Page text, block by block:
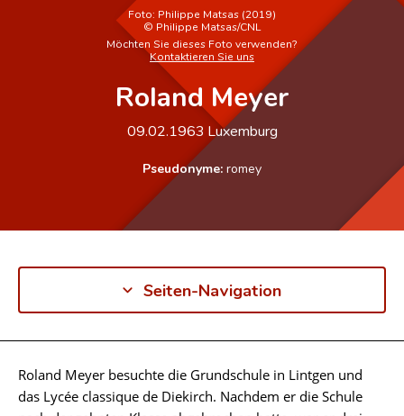
Erweiterte Suche
Häufige Fragen und Antworten
Forschungsgruppe
Foto: Philippe Matsas (2019)
© Philippe Matsas/CNL
Möchten Sie dieses Foto verwenden?
Kontaktieren Sie uns
Roland Meyer
09.02.1963 Luxemburg
Pseudonyme: romey
Seiten-Navigation
Biographie
Roland Meyer besuchte die Grundschule in Lintgen und
das Lycée classique de Diekirch. Nachdem er die Schule